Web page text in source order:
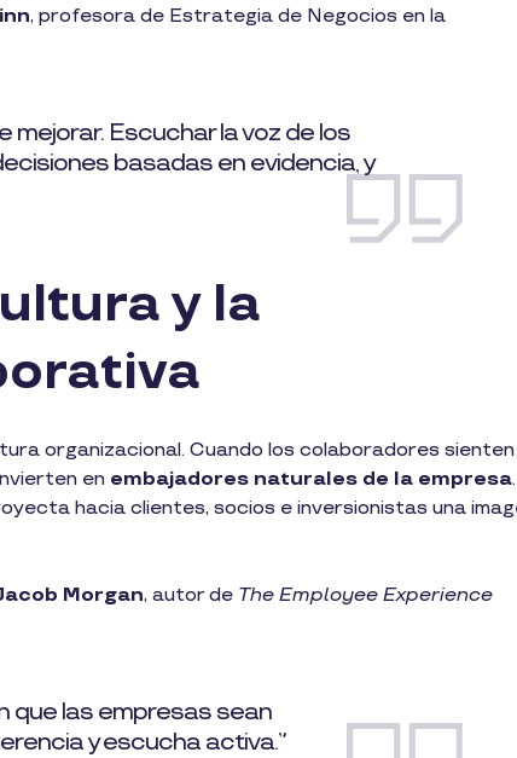
, profesora de Estrategia de Negocios en la
mejorar. Escuchar la voz de los
basadas en evidencia, y
y la
organizacional. Cuando los colaboradores sienten
en embajadores naturales de la empresa.
hacia clientes, socios e inversionistas una
Morgan, autor de The Employee Experience
que las empresas sean
y escucha activa.”